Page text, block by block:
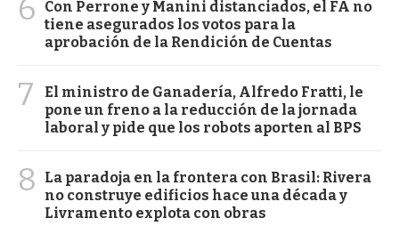
6
Con Perrone y Manini distanciados, el FA no
tiene asegurados los votos para la
aprobación de la Rendición de Cuentas
7
El ministro de Ganadería, Alfredo Fratti, le
pone un freno a la reducción de la jornada
laboral y pide que los robots aporten al BPS
8
La paradoja en la frontera con Brasil: Rivera
no construye edificios hace una década y
Livramento explota con obras